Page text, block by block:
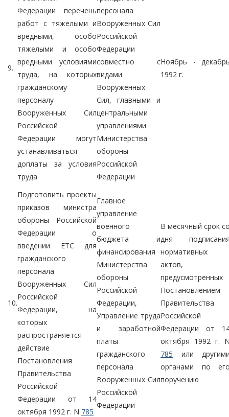
9.
Федерации перечень
работ с тяжелыми и
вредными, особо
тяжелыми и особо
вредными условиями
труда, на которых
гражданскому
персоналу
Вооруженных Сил
Российской
Федерации могут
устанавливаться
доплаты за условия
труда
персонала
Вооруженных Сил
Российской
Федерации
совместно с
видами
Вооруженных
Сил, главными и
центральными
управлениями
Министерства
обороны
Российской
Федерации
Ноябрь -
1992 г.
10.
Подготовить проекты
приказов министра
обороны Российской
Федерации о
введении ЕТС для
гражданского
персонала
Вооруженных Сил
Российской
Федерации, на
которых
распространяется
действие
Постановления
Правительства
Российской
Федерации от 14
октября 1992 г. N 785
Главное
управление
военного
бюджета и
финансирования
Министерства
обороны
Российской
Федерации,
Управление труда
и заработной
платы
гражданского
персонала
Вооруженных Сил
Российской
Федерации
В месячный срок
дня
нормативных
актов,
предусмотренных
Постановлением
Правительства
Российской
Федерации от
октября 1992 г.
785 или
органами по
поручению